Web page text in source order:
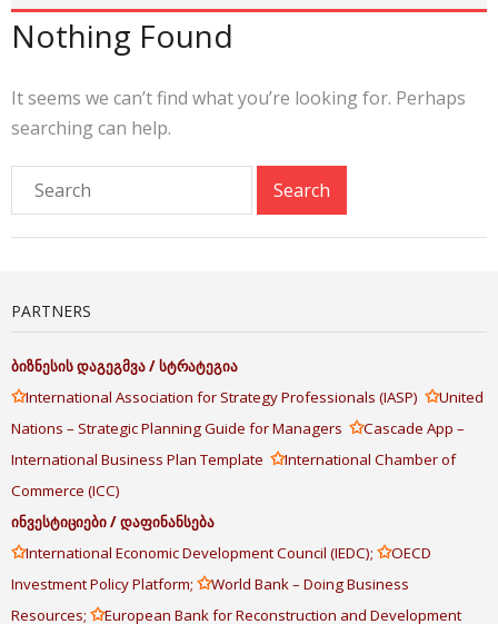
Nothing Found
It seems we can’t find what you’re looking for. Perhaps
searching can help.
PARTNERS
ბიზნესისდაგეგმვა/სტრატეგია
✩International Association for Strategy Professionals (IASP) ✩United
Nations – Strategic Planning Guide for Managers ✩Cascade App –
International Business Plan Template ✩International Chamber of
Commerce (ICC)
ინვესტიციები/დაფინანსება
✩International Economic Development Council (IEDC); ✩OECD
Investment Policy Platform; ✩World Bank – Doing Business
Resources; ✩European Bank for Reconstruction and Development